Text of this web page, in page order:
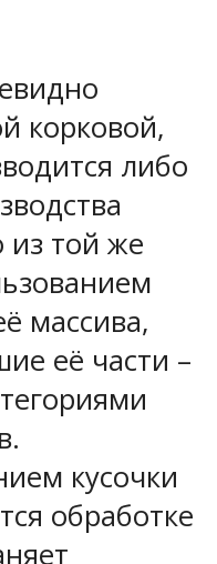
корковой,
либо
из той же
массива,
её части –
кусочки
обработке